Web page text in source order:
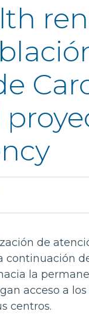
de
continuación
la
acceso a
centros.